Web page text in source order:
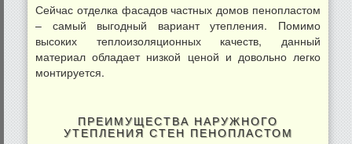
Сейчас отделка фасадов частных домов пенопластом
– самый выгодный вариант утепления. Помимо
высоких теплоизоляционных качеств, данный
материал обладает низкой ценой и довольно легко
монтируется.
ПРЕИМУЩЕСТВА НАРУЖНОГО
УТЕПЛЕНИЯ СТЕН ПЕНОПЛАСТОМ